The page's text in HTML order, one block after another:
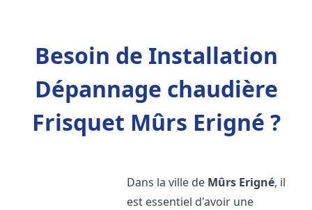
Besoin de Installation
Dépannage chaudière
Frisquet Mûrs Erigné ?
Dans la ville de Mûrs Erigné, il
est essentiel d'avoir une